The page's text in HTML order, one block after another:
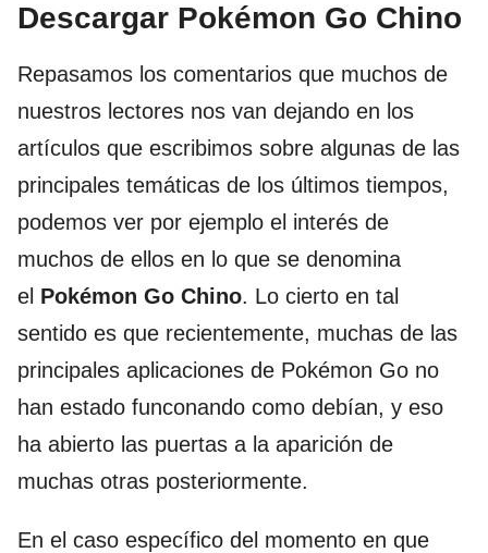
Descargar Pokémon Go Chino
Repasamos los comentarios que muchos de
nuestros lectores nos van dejando en los
artículos que escribimos sobre algunas de las
principales temáticas de los últimos tiempos,
podemos ver por ejemplo el interés de
muchos de ellos en lo que se denomina
el Pokémon Go Chino. Lo cierto en tal
sentido es que recientemente, muchas de las
principales aplicaciones de Pokémon Go no
han estado funconando como debían, y eso
ha abierto las puertas a la aparición de
muchas otras posteriormente.
En el caso específico del momento en que